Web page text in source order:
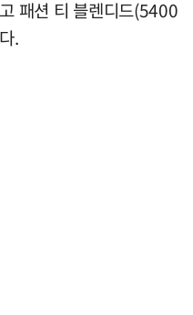
패션 티 블렌디드(5400
.